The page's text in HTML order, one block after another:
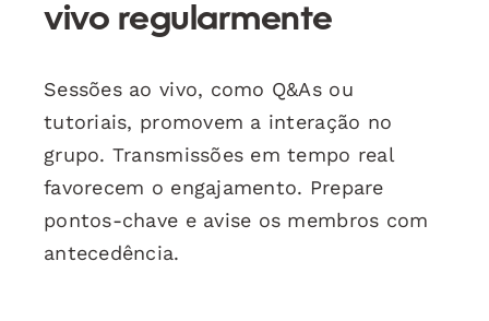
vivo regularmente
Sessões ao vivo, como Q&As ou
tutoriais, promovem a interação no
grupo. Transmissões em tempo real
favorecem o engajamento. Prepare
pontos-chave e avise os membros com
antecedência.